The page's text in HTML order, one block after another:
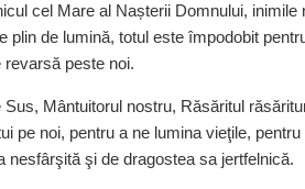
cel Mare al Nașterii Domnului,
plin de lumină, totul este împodobit
revarsă peste noi.
Mântuitorul nostru, Răsăritul
pe noi, pentru a ne lumina vieţile,
nesfârşită şi de dragostea sa jertfelnică.